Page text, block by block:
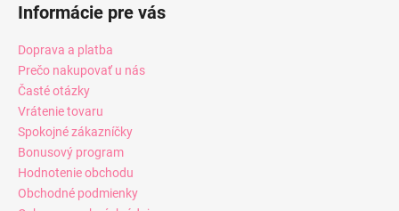
Informácie pre vás
Doprava a platba
Prečo nakupovať u nás
Časté otázky
Vrátenie tovaru
Spokojné zákazníčky
Bonusový program
Hodnotenie obchodu
Obchodné podmienky